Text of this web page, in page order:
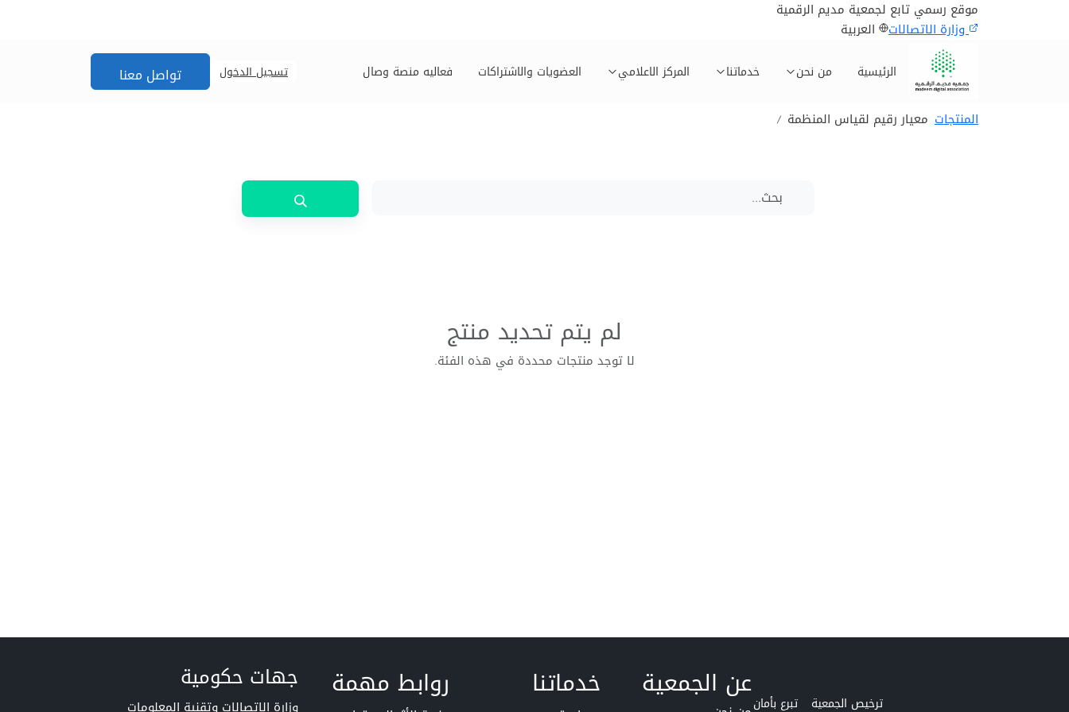
موقع رسمي تابع لجمعية مديم الرقمية
وزارة الاتصالات
العربية
الرئيسية من نحن خدماتنا المركز الاعلامي العضويات والاشتراكات فعاليه منصة وصال تسجيل الدخول تواصل معنا
المنتجات معيار رقيم لقياس المنظمة
لم يتم تحديد منتج
لا توجد منتجات محددة في هذه الفئة.
ترخيص الجمعية تبرع بأمانعن الجمعية خدماتنا روابط مهمة جهات حكومية
وزارة الاتصالات وتقنية المعلومات